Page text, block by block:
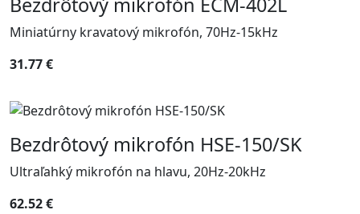
Miniatúrny kravatový mikrofón, 70Hz-15kHz
31.77 €
Bezdrôtový mikrofón HSE-150/SK
Ultraľahký mikrofón na hlavu, 20Hz-20kHz
62.52 €